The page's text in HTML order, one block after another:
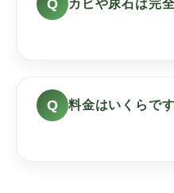
カビや尿石は完
料金はいくらで